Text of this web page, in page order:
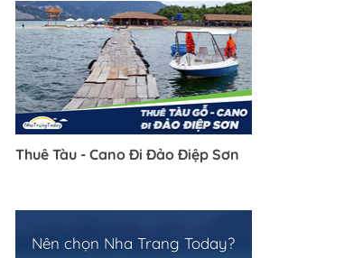
Thuê Tàu - Cano Đi Đảo Điệp Sơn
Nên chọn Nha Trang Today?